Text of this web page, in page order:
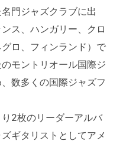
門ジャズクラブに出
ス、ハンガリー、クロ
ロ、フィンランド）で
モントリオール国際ジ
数多くの国際ジャズフ
2枚のリーダーアルバ
ギタリストとしてアメ